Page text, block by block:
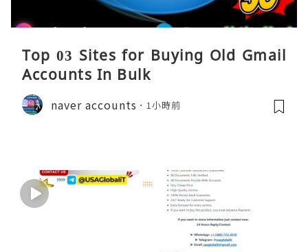
Top 03 Sites for Buying Old Gmail
Accounts In Bulk
naver accounts 1小時前